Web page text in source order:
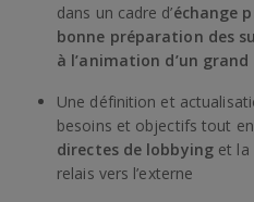
dans un cadre d’échange
bonne préparation des
à l’animation d’un
Une définition et
besoins et objectifs tout
directes de lobbying et la
relais vers l’externe